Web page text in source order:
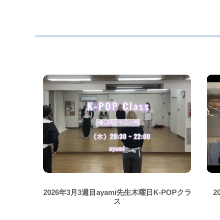
2026年3月3週目ayami先生木曜日K-POPクラ
ス